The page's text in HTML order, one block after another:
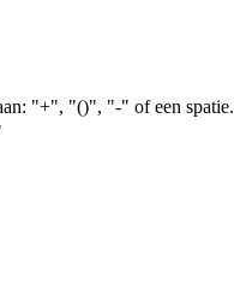
"+", "()", "-" of een spatie.